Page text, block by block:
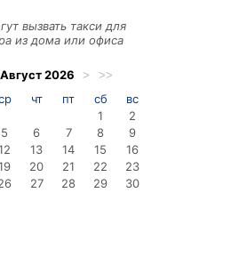
вызвать такси для
из дома или офиса
Август2026 > >>
чт пт сб
вс
1
2
5 6 7 8
9
13 14 15
16
20 21 22
23
27 28 29
30